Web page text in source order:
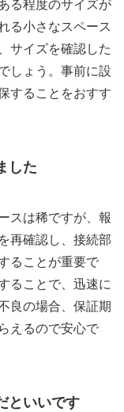
る程度のサイズが
る小さなスペース
サイズを確認した
しょう。事前に設
することをおすす
した
スは稀ですが、報
再確認し、接続部
ることが重要で
ることで、迅速に
良の場合、保証期
えるので安心で
といいです